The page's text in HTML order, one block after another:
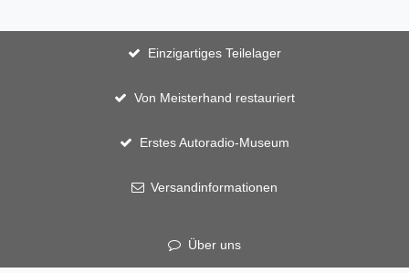
Einzigartiges Teilelager
Von Meisterhand restauriert
Erstes Autoradio-Museum
Versandinformationen
Über uns